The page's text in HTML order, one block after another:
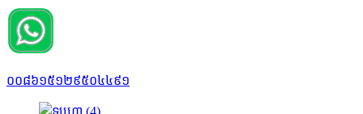
០០៨៦១៥១២៩៥០៤៤៩១